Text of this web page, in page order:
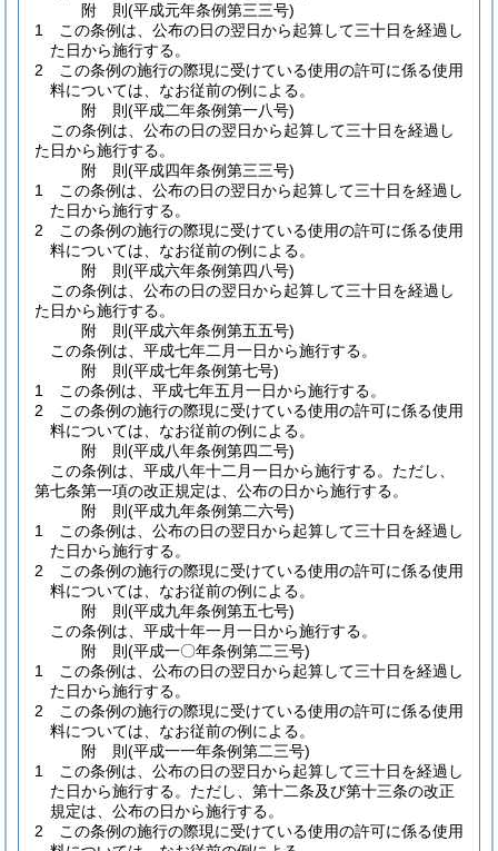
附 則(平成元年条例第三三号)
1
この条例は、公布の日の翌日から起算して三十日を経過し
た日から施行する。
2
この条例の施行の際現に受けている使用の許可に係る使用
料については、なお従前の例による。
附 則(平成二年条例第一八号)
この条例は、公布の日の翌日から起算して三十日を経過し
た日から施行する。
附 則(平成四年条例第三三号)
1
この条例は、公布の日の翌日から起算して三十日を経過し
た日から施行する。
2
この条例の施行の際現に受けている使用の許可に係る使用
料については、なお従前の例による。
附 則(平成六年条例第四八号)
この条例は、公布の日の翌日から起算して三十日を経過し
た日から施行する。
附 則(平成六年条例第五五号)
この条例は、平成七年二月一日から施行する。
附 則(平成七年条例第七号)
1
この条例は、平成七年五月一日から施行する。
2
この条例の施行の際現に受けている使用の許可に係る使用
料については、なお従前の例による。
附 則(平成八年条例第四二号)
この条例は、平成八年十二月一日から施行する。 ただし、
第七条第一項の改正規定は、公布の日から施行する。
附 則(平成九年条例第二六号)
1
この条例は、公布の日の翌日から起算して三十日を経過し
た日から施行する。
2
この条例の施行の際現に受けている使用の許可に係る使用
料については、なお従前の例による。
附 則(平成九年条例第五七号)
この条例は、平成十年一月一日から施行する。
附 則(平成一〇年条例第二三号)
1
この条例は、公布の日の翌日から起算して三十日を経過し
た日から施行する。
2
この条例の施行の際現に受けている使用の許可に係る使用
料については、なお従前の例による。
附 則(平成一一年条例第二三号)
1
この条例は、公布の日の翌日から起算して三十日を経過し
た日から施行する。 ただし、第十二条及び第十三条の改正
規定は、公布の日から施行する。
2
この条例の施行の際現に受けている使用の許可に係る使用